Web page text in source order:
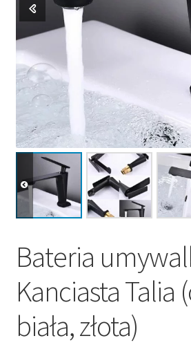
Bateria
Kanciasta Talia
biała, złota)